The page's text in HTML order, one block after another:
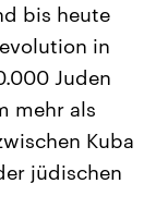
Beiträge,
und
die Vereinigten
Einfluss auf
bis heute
in
Juden
mehr als
Kuba
jüdischen